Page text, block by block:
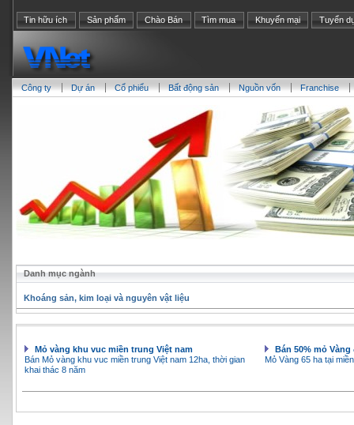
Tin hữu ích Sản phẩm Chào Bán Tìm mua Khuyến mại Tuyển
Công ty Dự án Cổ phiểu Bất động sản Nguồn vốn Franchise
Danh mục ngành
Khoáng sản, kim loại và nguyên vật liệu
Mỏ vàng khu vuc miền trung Việt nam
Bán Mỏ vàng khu vuc miền trung Việt nam 12ha, thời gian
khai thác 8 năm
Bán 50% mỏ
Mỏ Vàng 65 ha tại